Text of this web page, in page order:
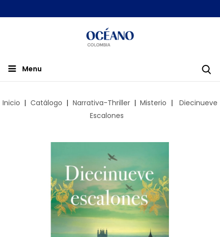
Menu
Inicio Catálogo Narrativa-Thriller Misterio
Diecinueve
Escalones